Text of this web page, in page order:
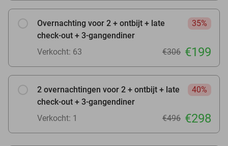
Overnachting voor 2 + ontbijt + late
check-out + 3-gangendiner
35%
Verkocht: 63 €306 €199
2 overnachtingen voor 2 + ontbijt + late
check-out + 3-gangendiner
40%
Verkocht: 1 €496 €298